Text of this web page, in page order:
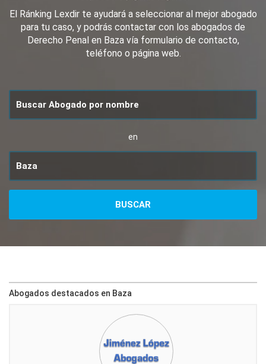
El Ránking Lexdir te ayudará a seleccionar al mejor abogado
para tu caso, y podrás contactar con los abogados de
Derecho Penal en Baza vía formulario de contacto,
teléfono o página web.
en
Abogados destacados en Baza